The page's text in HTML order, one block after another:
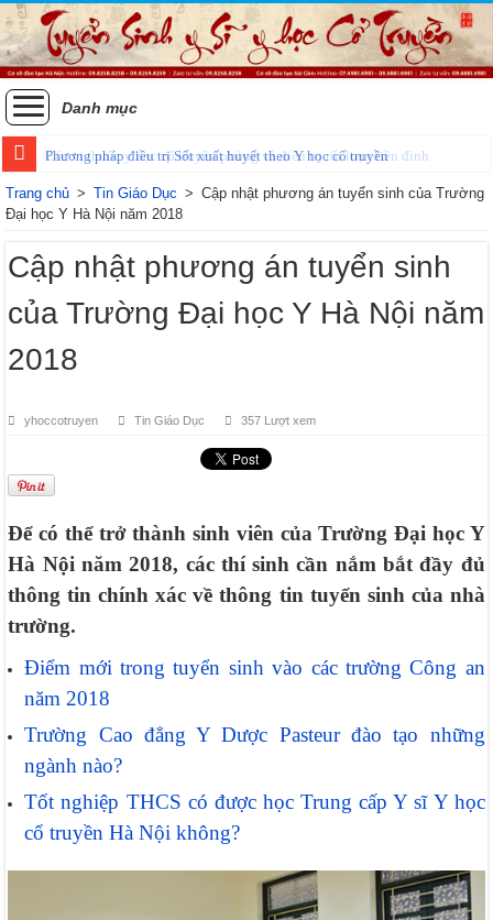
Danh mục
Phương pháp điều trị Sốt xuất huyết theo Y học cổ truyền
Trang chủ > Tin Giáo Dục > Cập nhật phương án tuyển sinh của Trường
Đại học Y Hà Nội năm 2018
Cập nhật phương án tuyển sinh
của Trường Đại học Y Hà Nội năm
2018
yhoccotruyen Tin Giáo Dục 357 Lượt xem
Để có thể trở thành sinh viên của Trường Đại học Y
Hà Nội năm 2018, các thí sinh cần nắm bắt đầy đủ
thông tin chính xác về thông tin tuyển sinh của nhà
trường.
Điểm mới trong tuyển sinh vào các trường Công an
năm 2018
Trường Cao đẳng Y Dược Pasteur đào tạo những
ngành nào?
Tốt nghiệp THCS có được học Trung cấp Y sĩ Y học
cổ truyền Hà Nội không?